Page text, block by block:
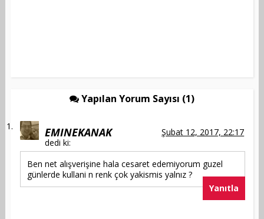
Yapılan Yorum Sayısı (1)
EMINEKANAK
dedi ki:
Şubat 12, 2017, 22:17
Ben net alışverişine hala cesaret edemiyorum guzel
günlerde kullani n renk çok yakismis yalnız ?
Yanıtla